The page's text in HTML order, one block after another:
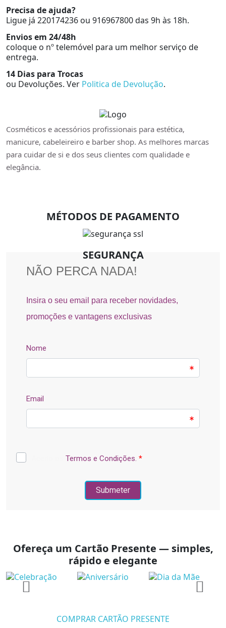
Precisa de ajuda?
Ligue já 220174236 ou 916967800 das 9h às 18h.
Envios em 24/48h
coloque o nº telemóvel para um melhor serviço de
entrega.
14 Dias para Trocas
ou Devoluções. Ver Politica de Devolução.
Cosméticos e acessórios profissionais para estética,
manicure, cabeleireiro e barber shop. As melhores marcas
para cuidar de si e dos seus clientes com qualidade e
elegância.
MÉTODOS DE PAGAMENTO
SEGURANÇA
Ofereça um Cartão Presente — simples,
rápido e elegante
COMPRAR CARTÃO PRESENTE